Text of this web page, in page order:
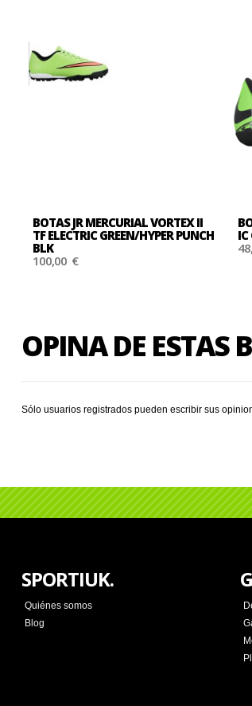
BOTAS JR MERCURIAL VORTEX II
TF ELECTRIC GREEN/HYPER PUNCH
BLK
100,00 €
IC
OPINA DE ESTAS
Sólo usuarios registrados pueden escribir sus
SPORTIUK.
Quiénes somos
Blog